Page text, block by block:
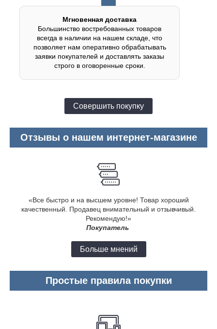
Мгновенная доставка
Большинство востребованных товаров
всегда в наличии на нашем складе, что
позволяет нам оперативно обрабатывать
заявки покупателей и доставлять заказы
строго в оговоренные сроки.
Совершить покупку
Отзывы о нашем интернет-магазине
«Все быстро и на высшем уровне! Товар хороший
качественный. Продавец внимательный и отзывчивый.
Рекомендую!»
Покупатель
Больше мнений
Простые правила покупки